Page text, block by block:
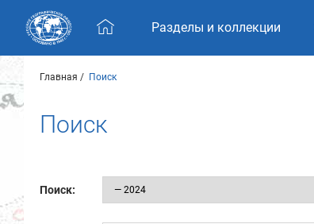
Skip navigation
Разделы и коллекции
Главная Поиск
Поиск
Поиск: